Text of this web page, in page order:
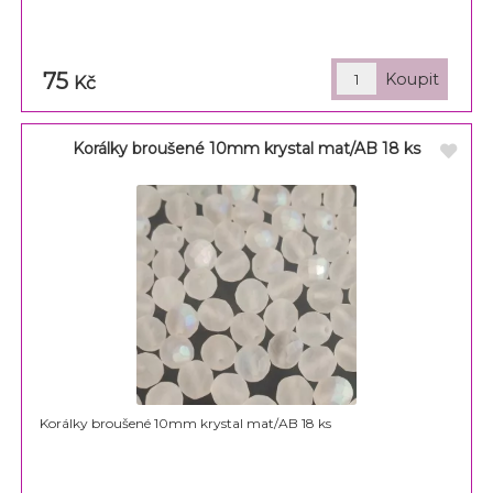
75 Kč
Korálky broušené 10mm krystal mat/AB 18 ks
Korálky broušené 10mm krystal mat/AB 18 ks